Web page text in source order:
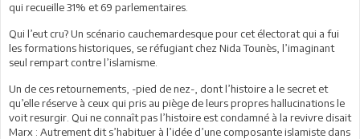
qui recueille 31% et 69 parlementaires.
Qui l’eut cru? Un scénario cauchemardesque pour cet électorat qui a fui
les formations historiques, se réfugiant chez Nida Tounès, l’imaginant
seul rempart contre l’islamisme.
Un de ces retournements, -pied de nez-, dont l’histoire a le secret et
qu’elle réserve à ceux qui pris au piège de leurs propres hallucinations le
voit resurgir. Qui ne connaît pas l’histoire est condamné à la revivre disait
Marx : Autrement dit s’habituer à l’idée d’une composante islamiste dans